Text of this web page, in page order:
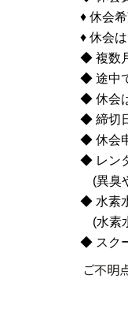
♦ 休会
♦ 休会
◆ 複数
◆ 途中
◆ 休会
◆ 締切
◆ 休会
◆ レン
(異臭
◆ 水素
(水素
◆ スク
ご不明